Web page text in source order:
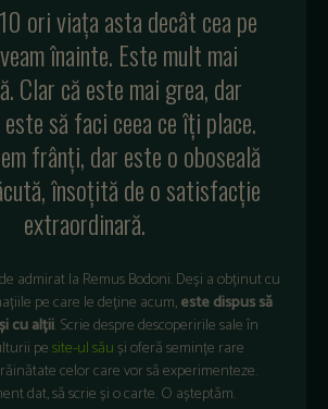
ori viața asta decât cea pe
înainte. Este mult mai
Clar că este mai grea, dar
să faci ceea ce îți place.
frânți, dar este o oboseală
însoțită de o satisfacție
extraordinară.
admirat la Remus Bodoni. Deși a obținut cu
pe care le deține acum,este dispus să
cu alții. Scrie despre descoperirile sale în
pesite-ul săuși oferă semințe rare
celor care vor să experimenteze.
dat, să scrie și o carte. O așteptăm.